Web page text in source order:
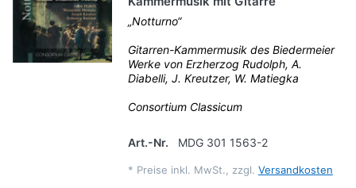
„Notturno“
Gitarren-Kammermusik des Biedermeier
Werke von Erzherzog Rudolph, A.
Diabelli, J. Kreutzer, W. Matiegka
Consortium Classicum
Art.-Nr. MDG 301 1563-2
* Preise inkl. MwSt., zzgl. Versandkosten